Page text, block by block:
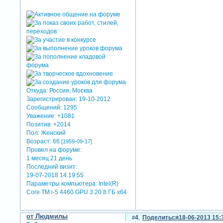
Откуда: Россия, Москва
Зарегистрирован: 19-10-2012
Сообщений: 1295
Уважение: +1081
Позитив: +2014
Пол: Женский
Возраст: 66[1959-09-17]
Провел на форуме:
1 месяц 21 день
Последний визит:
19-07-2018 14:19:55
Параметры компьютера: Intel(R)
Core TM i-5 4460 GPU 3.20 8 ГБ х64
Поделиться
4 18-06-2013
от Людмилы